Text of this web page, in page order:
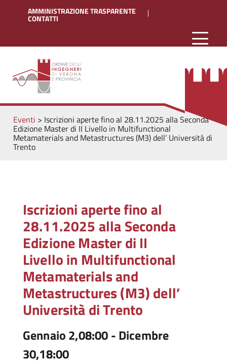
AMMINISTRAZIONE TRASPARENTE
CONTATTI
Eventi > Iscrizioni aperte fino al 28.11.2025 alla Seconda
Edizione Master di II Livello in Multifunctional
Metamaterials and Metastructures (M3) dell’ Università di
Trento
Iscrizioni aperte fino al
28.11.2025 alla Seconda
Edizione Master di II
Livello in Multifunctional
Metamaterials and
Metastructures (M3) dell’
Università di Trento
Gennaio 2,08:00-Dicembre
30,18:00